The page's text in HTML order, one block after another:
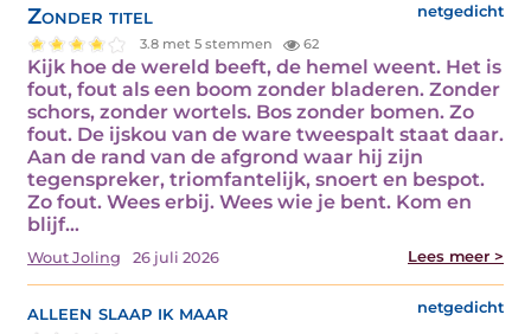
Zonder titel netgedicht
3.8 met 5 stemmen 62
Kijk hoe de wereld beeft, de hemel weent. Het is
fout, fout als een boom zonder bladeren. Zonder
schors, zonder wortels. Bos zonder bomen. Zo
fout. De ijskou van de ware tweespalt staat daar.
Aan de rand van de afgrond waar hij zijn
tegenspreker, triomfantelijk, snoert en bespot.
Zo fout. Wees erbij. Wees wie je bent. Kom en
blijf…
Wout Joling 26 juli 2026 Lees meer >
alleen slaap ik maar netgedicht